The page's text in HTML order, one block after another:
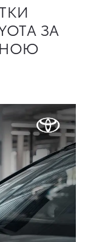
ЗА